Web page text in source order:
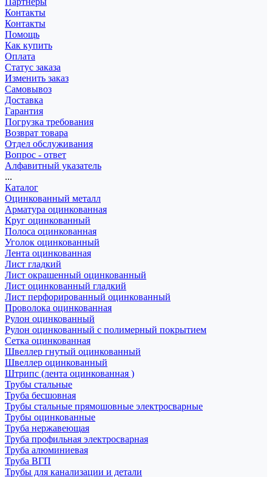
Контакты
Контакты
Помощь
Как купить
Оплата
Статус заказа
Изменить заказ
Самовывоз
Доставка
Гарантия
Погрузка требования
Возврат товара
Отдел обслуживания
Вопрос - ответ
Алфавитный указатель
...
Каталог
Оцинкованный металл
Арматура оцинкованная
Круг оцинкованный
Полоса оцинкованная
Уголок оцинкованный
Лента оцинкованная
Лист гладкий
Лист окрашенный оцинкованный
Лист оцинкованный гладкий
Лист перфорированный оцинкованный
Проволока оцинкованная
Рулон оцинкованный
Рулон оцинкованный с полимерный покрытием
Сетка оцинкованная
Швеллер гнутый оцинкованный
Швеллер оцинкованный
Штрипс (лента оцинкованная )
Трубы стальные
Труба бесшовная
Трубы стальные прямошовные электросварные
Трубы оцинкованные
Труба нержавеющая
Труба профильная электросварная
Труба алюминиевая
Труба ВГП
Трубы для канализации и детали